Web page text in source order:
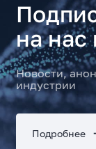
на нас
Новости,
индустрии
Подробнее